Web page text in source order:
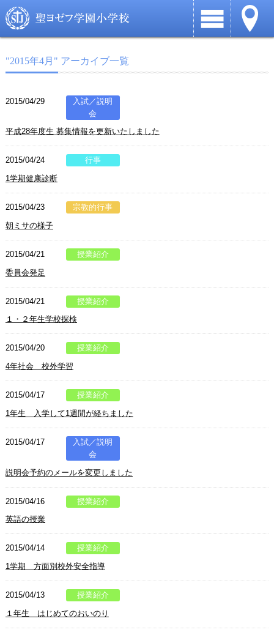
"2015年4月" アーカイブ一覧
2015/04/29
入試／説明
会
平成28年度生 募集情報を更新いたしました
2015/04/24
行事
1学期健康診断
2015/04/23
宗教的行事
朝ミサの様子
2015/04/21
授業紹介
委員会発足
2015/04/21
授業紹介
１・２年生学校探検
2015/04/20
授業紹介
4年社会 校外学習
2015/04/17
授業紹介
1年生 入学して1週間が経ちました
2015/04/17
入試／説明
会
説明会予約のメールを変更しました
2015/04/16
授業紹介
英語の授業
2015/04/14
授業紹介
1学期 方面別校外安全指導
2015/04/13
授業紹介
１年生 はじめてのおいのり